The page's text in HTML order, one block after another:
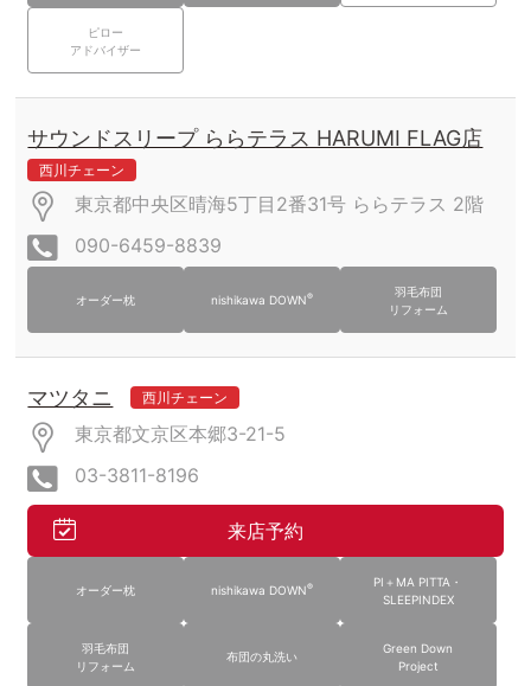
ピロー
アドバイザー
サウンドスリープ ららテラス HARUMI FLAG店
西川チェーン
東京都中央区晴海5丁目2番31号 ららテラス 2階
090-6459-8839
オーダー枕 nishikawa DOWN®
羽毛布団
リフォーム
マツタニ 西川チェーン
東京都文京区本郷3-21-5
03-3811-8196
来店予約
オーダー枕 nishikawa DOWN®
PI＋MA PITTA・
SLEEPINDEX
羽毛布団
リフォーム
布団の丸洗い
Green Down
Project